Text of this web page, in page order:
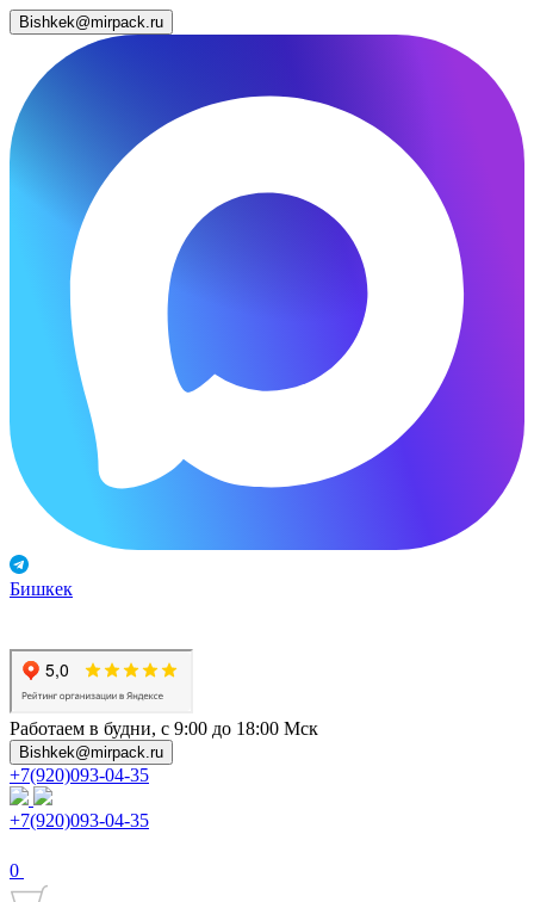
Bishkek@mirpack.ru
Бишкек
Работаем в будни, с 9:00 до 18:00 Мск
Bishkek@mirpack.ru
+7(920)093-04-35
+7(920)093-04-35
0